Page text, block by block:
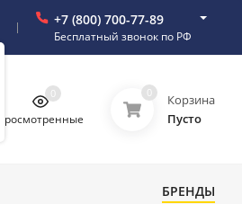
+7 (800) 700-77-89
Бесплатный звонок по РФ
Просмотренные
0 0
Корзина
Пусто
БРЕНДЫ